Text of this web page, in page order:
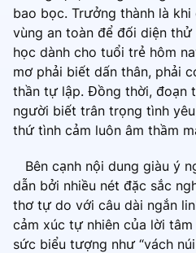
bao bọc. Trưởng thành là
vùng an toàn để đối diện
học dành cho tuổi trẻ hôm
mơ phải biết dấn thân, phải
thần tự lập. Đồng thời, đoạn
người biết trân trọng tình
thứ tình cảm luôn âm thầm
Bên cạnh nội dung giàu ý
dẫn bởi nhiều nét đặc sắc
thơ tự do với câu dài ngắn
cảm xúc tự nhiên của lời
sức biểu tượng như “vách núi